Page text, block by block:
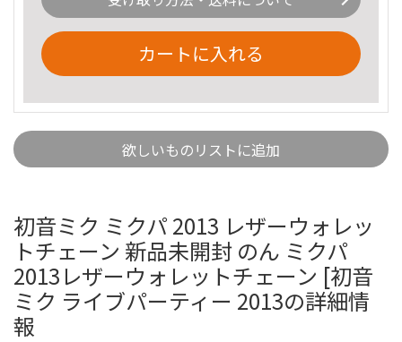
カートに入れる
欲しいものリストに追加
初音ミク ミクパ 2013 レザーウォレッ
トチェーン 新品未開封 のん ミクパ
2013レザーウォレットチェーン [初音
ミク ライブパーティー 2013の詳細情
報